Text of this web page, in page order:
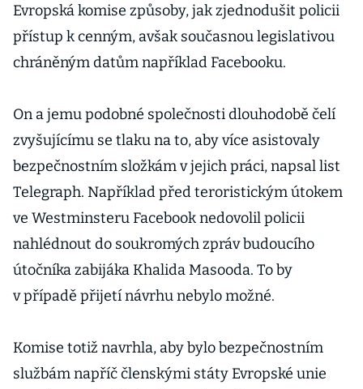
Evropská komise způsoby, jak zjednodušit policii
přístup k cenným, avšak současnou legislativou
chráněným datům například Facebooku.
On a jemu podobné společnosti dlouhodobě čelí
zvyšujícímu se tlaku na to, aby více asistovaly
bezpečnostním složkám v jejich práci, napsal list
Telegraph. Například před teroristickým útokem
ve Westminsteru Facebook nedovolil policii
nahlédnout do soukromých zpráv budoucího
útočníka zabijáka Khalida Masooda. To by
v případě přijetí návrhu nebylo možné.
Komise totiž navrhla, aby bylo bezpečnostním
službám napříč členskými státy Evropské unie